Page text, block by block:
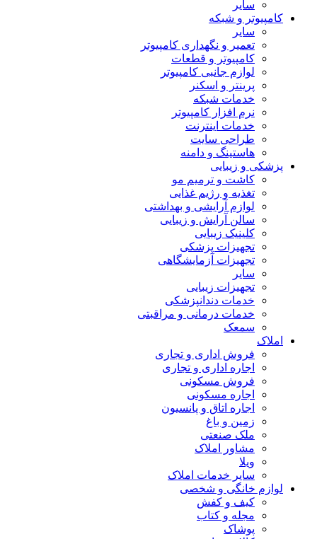
سایر
کامپیوتر و شبکه
سایر
تعمیر و نگهداری کامپیوتر
کامپیوتر و قطعات
لوازم جانبی کامپیوتر
پرینتر و اسکنر
خدمات شبکه
نرم افزار کامپیوتر
خدمات اینترنت
طراحی سایت
هاستینگ و دامنه
پزشکی و زیبایی
کاشت و ترمیم مو
تغذیه و رژیم غذایی
لوازم آرایشی و بهداشتی
سالن آرایش و زیبایی
کلینیک زیبایی
تجهیزات پزشکی
تجهیزات آزمایشگاهی
سایر
تجهیزات زیبایی
خدمات دندانپزشکی
خدمات درمانی و مراقبتی
سمعک
املاک
فروش اداری و تجاری
اجاره اداری و تجاری
فروش مسکونی
اجاره مسکونی
اجاره اتاق و پانسیون
زمین و باغ
ملک صنعتی
مشاور املاک
ویلا
سایر خدمات املاک
لوازم خانگی و شخصی
کیف و کفش
مجله و کتاب
پوشاک